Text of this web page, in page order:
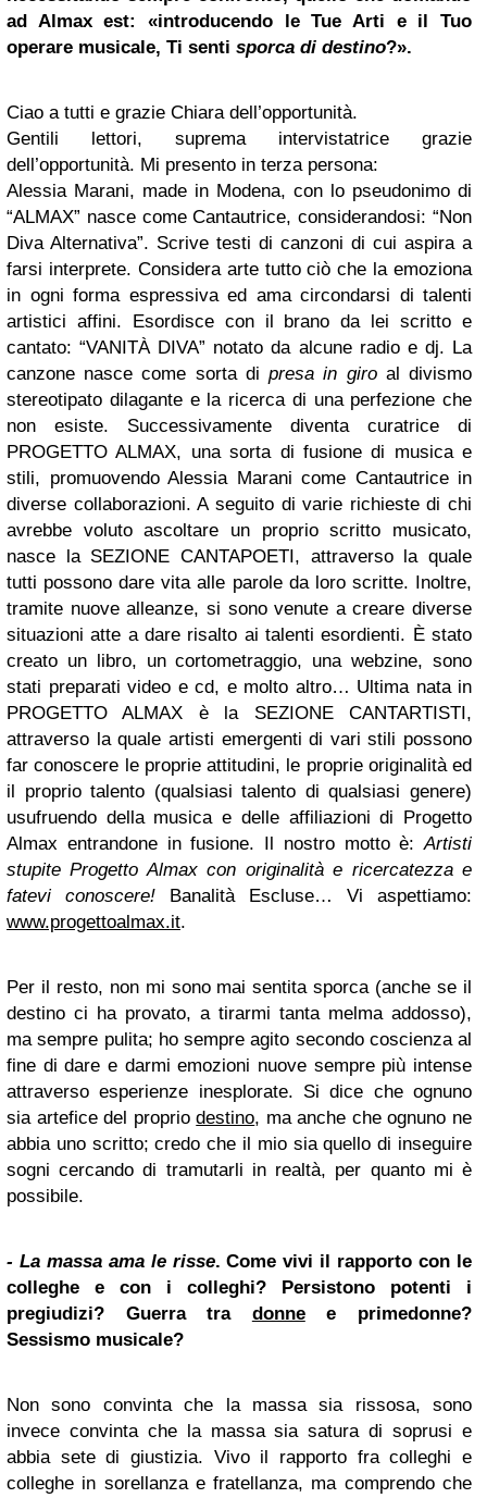
ad Almax est: «introducendo le Tue Arti e il Tuo
operare musicale, Ti senti sporca di destino?».
Ciao a tutti e grazie Chiara dell’opportunità.
Gentili lettori, suprema intervistatrice grazie
dell’opportunità. Mi presento in terza persona:
Alessia Marani, made in Modena, con lo pseudonimo di
“ALMAX” nasce come Cantautrice, considerandosi: “Non
Diva Alternativa”. Scrive testi di canzoni di cui aspira a
farsi interprete. Considera arte tutto ciò che la emoziona
in ogni forma espressiva ed ama circondarsi di talenti
artistici affini. Esordisce con il brano da lei scritto e
cantato: “VANITÀ DIVA” notato da alcune radio e dj. La
canzone nasce come sorta dipresa in giroal divismo
stereotipato dilagante e la ricerca di una perfezione che
non esiste. Successivamente diventa curatrice di
PROGETTO ALMAX, una sorta di fusione di musica e
stili, promuovendo Alessia Marani come Cantautrice in
diverse collaborazioni. A seguito di varie richieste di chi
avrebbe voluto ascoltare un proprio scritto musicato,
nasce la SEZIONE CANTAPOETI, attraverso la quale
tutti possono dare vita alle parole da loro scritte. Inoltre,
tramite nuove alleanze, si sono venute a creare diverse
situazioni atte a dare risalto ai talenti esordienti. È stato
creato un libro, un cortometraggio, una webzine, sono
stati preparati video e cd, e molto altro… Ultima nata in
PROGETTO ALMAX è la SEZIONE CANTARTISTI,
attraverso la quale artisti emergenti di vari stili possono
far conoscere le proprie attitudini, le proprie originalità ed
il proprio talento (qualsiasi talento di qualsiasi genere)
usufruendo della musica e delle affiliazioni di Progetto
Almax entrandone in fusione. Il nostro motto è:Artisti
stupite Progetto Almax con originalità e ricercatezza e
fatevi conoscere! Banalità Escluse… Vi aspettiamo:
www.progettoalmax.it.
Per il resto, non mi sono mai sentita sporca (anche se il
destino ci ha provato, a tirarmi tanta melma addosso),
ma sempre pulita; ho sempre agito secondo coscienza al
fine di dare e darmi emozioni nuove sempre più intense
attraverso esperienze inesplorate. Si dice che ognuno
sia artefice del propriodestino, ma anche che ognuno ne
abbia uno scritto; credo che il mio sia quello di inseguire
sogni cercando di tramutarli in realtà, per quanto mi è
possibile.
- La massa ama le risse. Come vivi il rapporto con le
colleghe e con i colleghi? Persistono potenti i
pregiudizi? Guerra tra donnee primedonne?
Sessismo musicale?
Non sono convinta che la massa sia rissosa, sono
invece convinta che la massa sia satura di soprusi e
abbia sete di giustizia. Vivo il rapporto fra colleghi e
colleghe in sorellanza e fratellanza, ma comprendo che